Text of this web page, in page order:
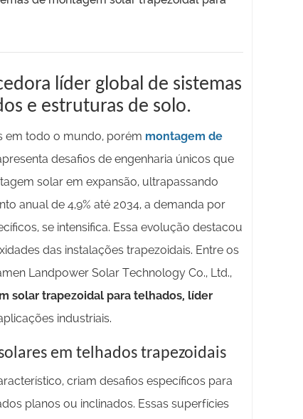
líder global de sistemas
e estruturas de solo.
em todo o mundo, porém montagem de
desafios de engenharia únicos que
solar em expansão, ultrapassando
anual de 4,9% até 2034, a demanda por
se intensifica. Essa evolução destacou
das instalações trapezoidais. Entre os
Landpower Solar Technology Co., Ltd.,
solar trapezoidal para telhados, líder
industriais.
em telhados trapezoidais
criam desafios específicos para
planos ou inclinados. Essas superfícies